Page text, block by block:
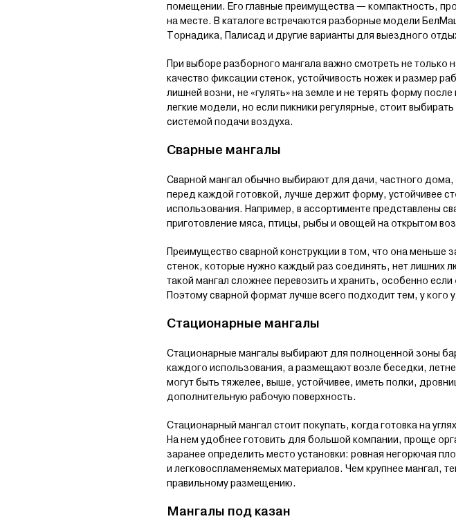
помещении. Его главные преимущества — компактность,
на месте. В каталоге встречаются разборные модели
Торнадика, Палисад и другие варианты для выездного
При выборе разборного мангала важно смотреть не
качество фиксации стенок, устойчивость ножек и размер
лишней возни, не «гулять» на земле и не терять форму
легкие модели, но если пикники регулярные, стоит
системой подачи воздуха.
Сварные мангалы
Сварной мангал обычно выбирают для дачи, частного
перед каждой готовкой, лучше держит форму, устойчивее
использования. Например, в ассортименте представлены
приготовление мяса, птицы, рыбы и овощей на открытом
Преимущество сварной конструкции в том, что она меньше
стенок, которые нужно каждый раз соединять, нет лишних
такой мангал сложнее перевозить и хранить, особенно
Поэтому сварной формат лучше всего подходит тем, у кого
Стационарные мангалы
Стационарные мангалы выбирают для полноценной зоны
каждого использования, а размещают возле беседки,
могут быть тяжелее, выше, устойчивее, иметь полки,
дополнительную рабочую поверхность.
Стационарный мангал стоит покупать, когда готовка на
На нем удобнее готовить для большой компании, проще
заранее определить место установки: ровная негорючая
и легковоспламеняемых материалов. Чем крупнее мангал,
правильному размещению.
Мангалы под казан